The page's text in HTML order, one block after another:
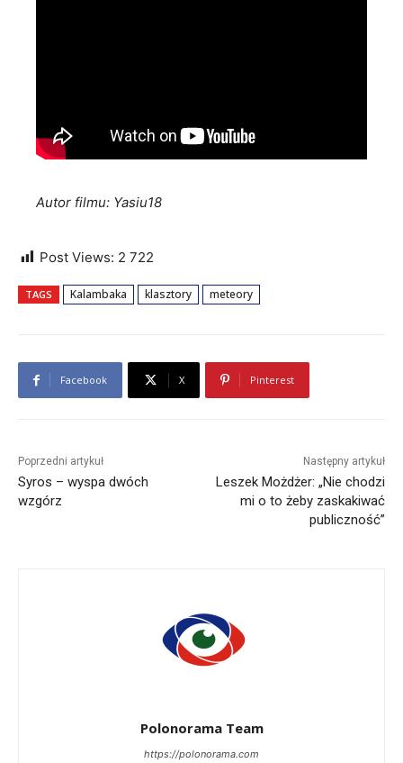
Autor filmu: Yasiu18
Post Views: 2 722
TAGS Kalambaka klasztory meteory
Facebook X Pinterest
Poprzedni artykuł
Syros – wyspa dwóch
wzgórz
Następny artykuł
Leszek Możdżer: „Nie chodzi
mi o to żeby zaskakiwać
publiczność”
Polonorama Team
https://polonorama.com